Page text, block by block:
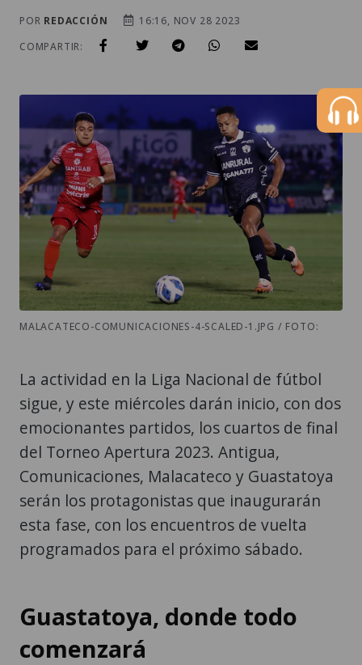
POR REDACCIÓN
16:16, NOV 28 2023
COMPARTIR:
MALACATECO-COMUNICACIONES-4-SCALED-1.JPG / FOTO:
La actividad en la Liga Nacional de fútbol
sigue, y este miércoles darán inicio, con dos
emocionantes partidos, los cuartos de final
del Torneo Apertura 2023. Antigua,
Comunicaciones, Malacateco y Guastatoya
serán los protagonistas que inaugurarán
esta fase, con los encuentros de vuelta
programados para el próximo sábado.
Guastatoya, donde todo
comenzará